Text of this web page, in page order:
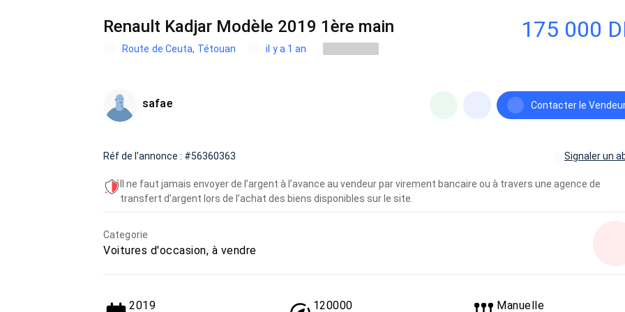
Renault Kadjar Modèle 2019 1ère main
Route de Ceuta, Tétouan il y a 1 an
175 000
safae Contacter le
Réf de l'annonce : #56360363 Signaler un
Il ne faut jamais envoyer de l’argent à l’avance au vendeur par virement bancaire ou à travers une agence de
transfert d’argent lors de l’achat des biens disponibles sur le site.
Categorie
Voitures d'occasion, à vendre
2019 120000 Manuelle